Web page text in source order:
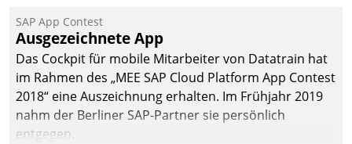
SAP App Contest
Ausgezeichnete App
Das Cockpit für mobile Mitarbeiter von Datatrain hat
im Rahmen des „MEE SAP Cloud Platform App Contest
2018“ eine Auszeichnung erhalten. Im Frühjahr 2019
nahm der Berliner SAP-Partner sie persönlich
entgegen.